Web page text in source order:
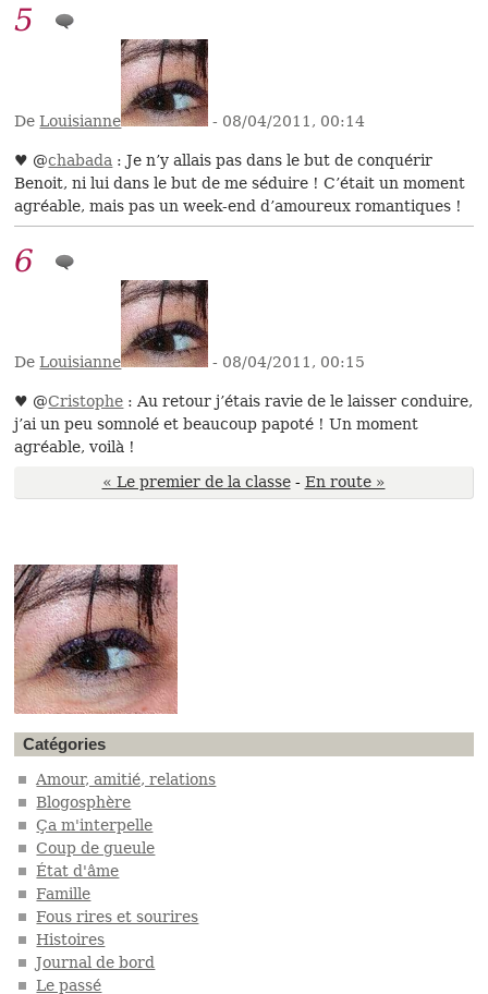
5
DeLouisianne - 08/04/2011, 00:14
♥ @chabada : Je n’y allais pas dans le but de conquérir
Benoit, ni lui dans le but de me séduire ! C’était un moment
agréable, mais pas un week-end d’amoureux romantiques !
6
DeLouisianne - 08/04/2011, 00:15
♥ @Cristophe : Au retour j’étais ravie de le laisser conduire,
j’ai un peu somnolé et beaucoup papoté ! Un moment
agréable, voilà !
« Le premier de la classe - En route »
Catégories
Amour, amitié, relations
Blogosphère
Ça m'interpelle
Coup de gueule
État d'âme
Famille
Fous rires et sourires
Histoires
Journal de bord
Le passé